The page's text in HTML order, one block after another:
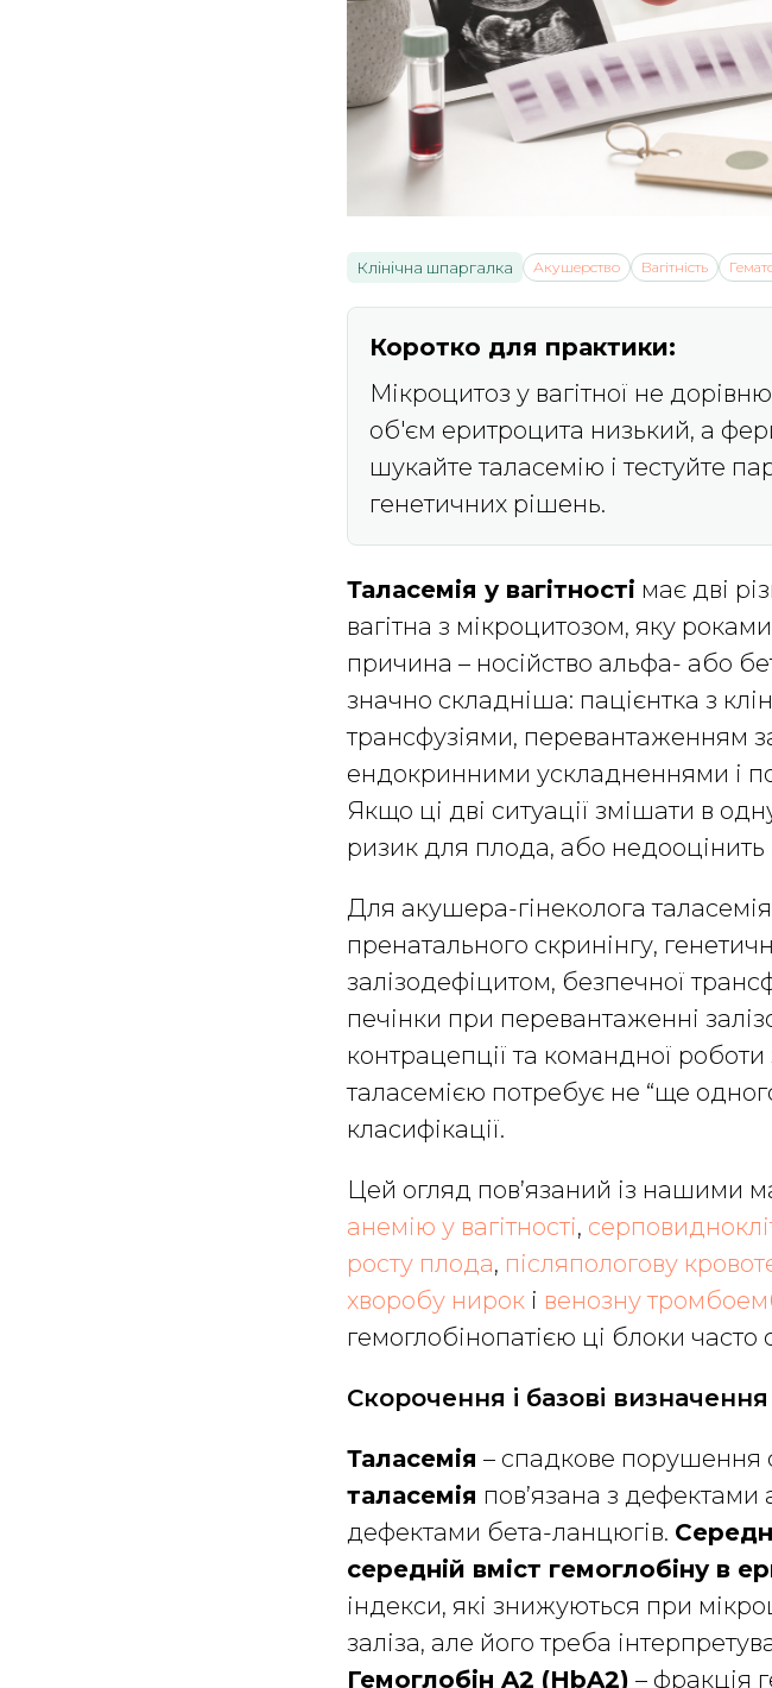
Клінічна шпаргалка Акушерство Вагітність
Коротко для практики:
Мікроцитоз у вагітної не
об'єм еритроцита низький, а
шукайте таласемію і тестуйте
генетичних рішень.
Таласемія у вагітності має дві
вагітна з мікроцитозом, яку
причина – носійство альфа- або
значно складніша: пацієнтка з
трансфузіями, перевантаженням
ендокринними ускладненнями і
Якщо ці дві ситуації змішати в
ризик для плода, або недооцінить
Для акушера-гінеколога
пренатального скринінгу,
залізодефіцитом, безпечної
печінки при перевантаженні
контрацепції та командної
таласемією потребує не “ще
класифікації.
Цей огляд пов’язаний із нашими
анемію у вагітності,
росту плода, післяпологову
хворобу нирок і венозну
гемоглобінопатією ці блоки
Скорочення і базові визначення
Таласемія – спадкове порушення
таласемія пов’язана з дефектами
дефектами бета-ланцюгів.
середній вміст гемоглобіну в
індекси, які знижуються при
заліза, але його треба
Гемоглобін A2 (HbA2) – фракція